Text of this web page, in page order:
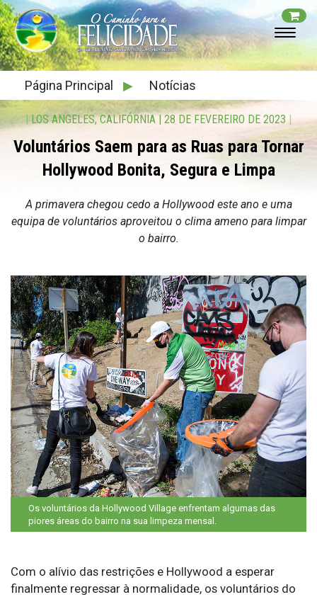
Página Principal ▶ Notícias
|LOS ANGELES, CALIFÓRNIA| 28 DE FEVEREIRO DE 2023 |
Voluntários Saem para as Ruas para Tornar
Hollywood Bonita, Segura e Limpa
A primavera chegou cedo a Hollywood este ano e uma
equipa de voluntários aproveitou o clima ameno para limpar
o bairro.
Os voluntários da Hollywood Village enfrentam algumas das
piores áreas do bairro na sua limpeza mensal.
Com o alívio das restrições e Hollywood a esperar
finalmente regressar à normalidade, os voluntários do